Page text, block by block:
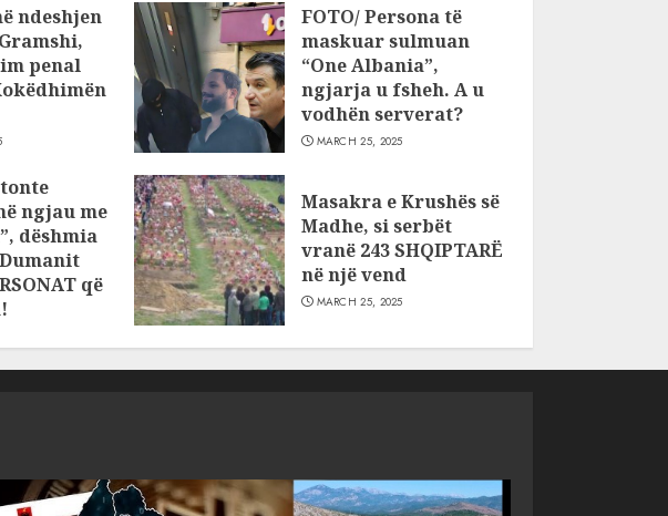
ndeshjen
penal
FOTO/ Persona të
maskuar sulmuan
“One Albania”,
ngjarja u fsheh. A u
vodhën serverat?
MARCH 25, 2025
ngjau me
dëshmia
që
Masakra e Krushës së
Madhe, si serbët
vranë 243 SHQIPTARË
në një vend
MARCH 25, 2025